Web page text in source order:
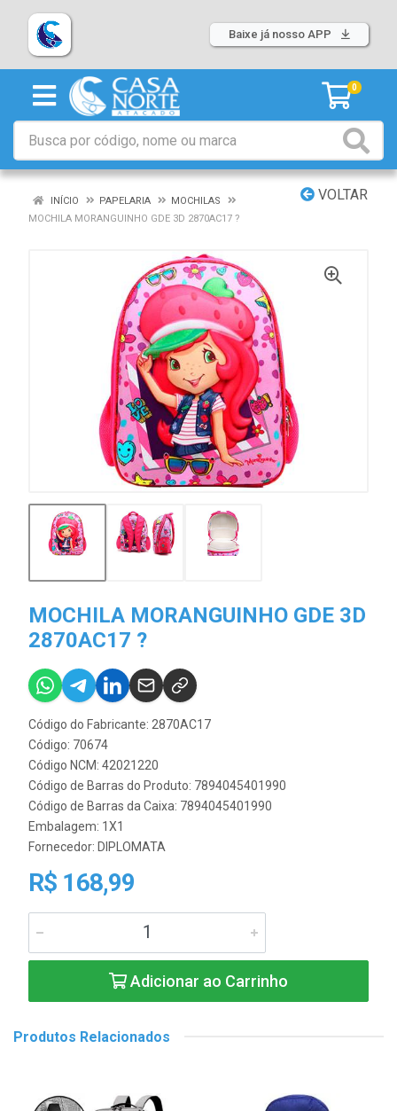
Baixe já nosso APP
0
VOLTAR
INÍCIO PAPELARIA
MOCHILAS
MOCHILA MORANGUINHO GDE 3D 2870AC17 ?
MOCHILA MORANGUINHO GDE 3D
2870AC17 ?
Código do Fabricante: 2870AC17
Código: 70674
Código NCM: 42021220
Código de Barras do Produto: 7894045401990
Código de Barras da Caixa: 7894045401990
Embalagem: 1X1
Fornecedor: DIPLOMATA
R$ 168,99
Adicionar ao Carrinho
Produtos Relacionados